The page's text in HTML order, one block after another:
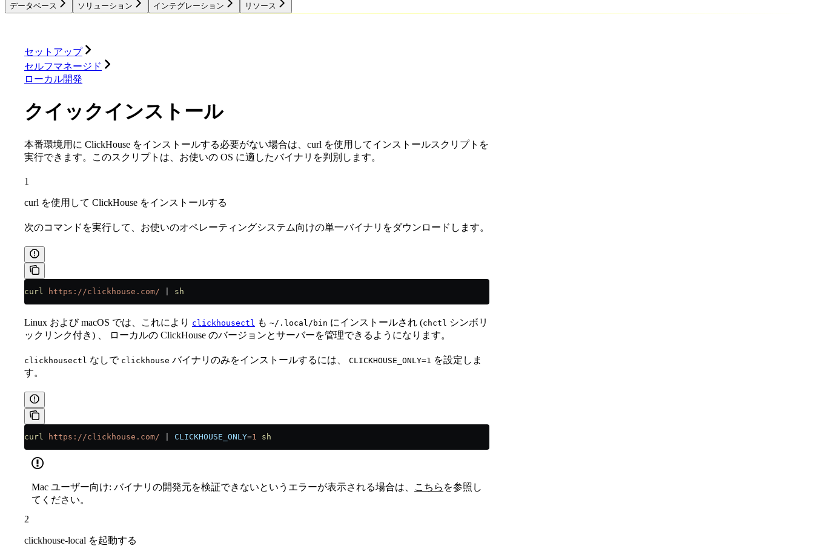
データベース ソリューション インテグレーション リソース
セットアップ
セルフマネージド
ローカル開発
クイックインストール
本番環境用に ClickHouse をインストールする必要がない場合は、curl を使用してインストールスクリプトを
実行できます。このスクリプトは、お使いの OS に適したバイナリを判別します。
1
curl を使用して ClickHouse をインストールする
次のコマンドを実行して、お使いのオペレーティングシステム向けの単一バイナリをダウンロードします。
curl https://clickhouse.com/ sh
Linux および macOS では、これにより clickhousectl も ~/.local/bin にインストールされ (chctl シンボリ
ックリンク付き) 、 ローカルの ClickHouse のバージョンとサーバーを管理できるようになります。
clickhousectl なしで clickhouse バイナリのみをインストールするには、 CLICKHOUSE_ONLY=1 を設定しま
す。
curl https://clickhouse.com/ CLICKHOUSE_ONLY=1 sh
Mac ユーザー向け: バイナリの開発元を検証できないというエラーが表示される場合は、 こちら を参照し
てください。
2
clickhouse-local を起動する